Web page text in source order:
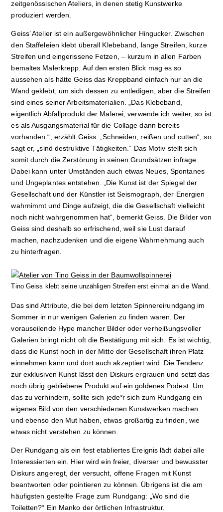
zeitgenössischen Ateliers, in denen stetig Kunstwerke
produziert werden.
Geiss’ Atelier ist ein außergewöhnlicher Hingucker. Zwischen
den Staffeleien klebt überall Klebeband, lange Streifen, kurze
Streifen und eingerissene Fetzen, – kurzum in allen Farben
bemaltes Malerkrepp. Auf den ersten Blick mag es so
aussehen als hätte Geiss das Kreppband einfach nur an die
Wand geklebt, um sich dessen zu entledigen, aber die Streifen
sind eines seiner Arbeitsmaterialien. „Das Klebeband,
eigentlich Abfallprodukt der Malerei, verwende ich weiter, so ist
es als Ausgangsmaterial für die Collage dann bereits
vorhanden.“, erzählt Geiss. „Schneiden, reißen und cutten“, so
sagt er, „sind destruktive Tätigkeiten.“ Das Motiv stellt sich
somit durch die Zerstörung in seinen Grundsätzen infrage.
Dabei kann unter Umständen auch etwas Neues, Spontanes
und Ungeplantes entstehen. „Die Kunst ist der Spiegel der
Gesellschaft und der Künstler ist Seismograph, der Energien
wahrnimmt und Dinge aufzeigt, die die Gesellschaft vielleicht
noch nicht wahrgenommen hat“, bemerkt Geiss. Die Bilder von
Geiss sind deshalb so erfrischend, weil sie Lust darauf
machen, nachzudenken und die eigene Wahrnehmung auch
zu hinterfragen.
Tino Geiss klebt seine unzähligen Streifen erst einmal an die Wand.
Das sind Attribute, die bei dem letzten Spinnereirundgang im
Sommer in nur wenigen Galerien zu finden waren. Der
vorauseilende Hype mancher Bilder oder verheißungsvoller
Galerien bringt nicht oft die Bestätigung mit sich. Es ist wichtig,
dass die Kunst noch in der Mitte der Gesellschaft ihren Platz
einnehmen kann und dort auch akzeptiert wird. Die Tendenz
zur exklusiven Kunst lässt den Diskurs ergrauen und setzt das
noch übrig gebliebene Produkt auf ein goldenes Podest. Um
das zu verhindern, sollte sich jede*r sich zum Rundgang ein
eigenes Bild von den verschiedenen Kunstwerken machen
und ebenso den Mut haben, etwas großartig zu finden, wie
etwas nicht verstehen zu können.
Der Rundgang als ein fest etabliertes Ereignis lädt dabei alle
Interessierten ein. Hier wird ein freier, diverser und bewusster
Diskurs angeregt, der versucht, offene Fragen mit Kunst
beantworten oder pointieren zu können. Übrigens ist die am
häufigsten gestellte Frage zum Rundgang: „Wo sind die
Toiletten?“ Ein Manko der örtlichen Infrastruktur.